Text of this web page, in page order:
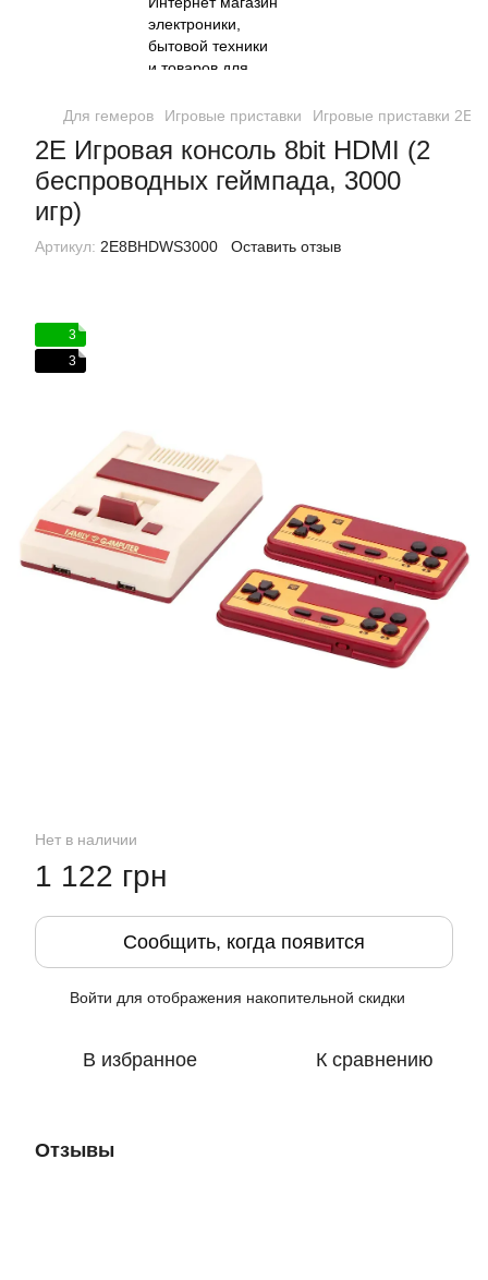
Для гемеров Игровые приставки Игровые приставки 2E
2E Игровая консоль 8bit HDMI (2
беспроводных геймпада, 3000
игр)
Артикул: 2E8BHDWS3000 Оставить отзыв
3
3
Нет в наличии
1 122 грн
Сообщить, когда появится
Войти для отображения накопительной скидки
В избранное К сравнению
Отзывы